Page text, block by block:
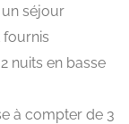
séjour
nuits en basse
à compter de 3